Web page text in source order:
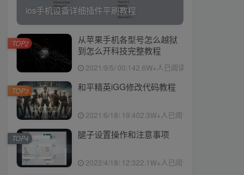
ios手机设备详细插件平刷教程
从苹果手机各型号怎么越狱
到怎么开科技完整教程
2021/9/5/ 00:142.6W+人已阅读
TOP2
和平精英iGG修改代码教程
2021/6/18/ 19:402.3W+人已阅读
TOP3
腿子设置操作和注意事项
2022/4/18/ 12:322.1W+人已阅读
TOP4